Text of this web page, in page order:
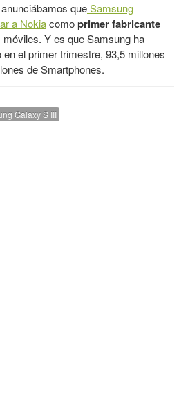
queSamsung
a Nokiacomoprimer fabricante
Y es que Samsung ha
el primer trimestre, 93,5 millones
de Smartphones.
Galaxy S III